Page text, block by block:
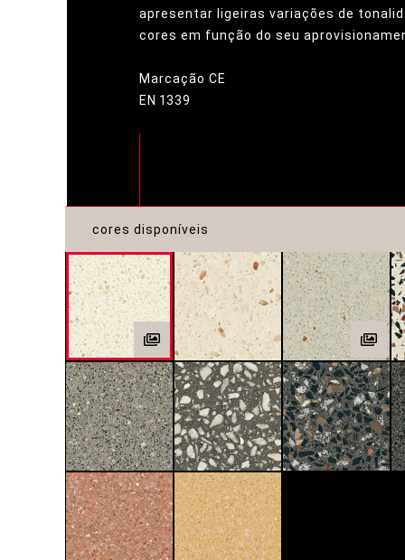
apresentar ligeiras variações de
cores em função do seu
Marcação CE
EN 1339
cores disponíveis